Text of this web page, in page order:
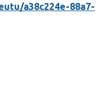
a38c224e-88a7-